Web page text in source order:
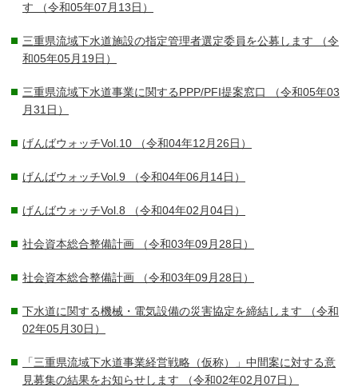
す （令和05年07月13日）
三重県流域下水道施設の指定管理者選定委員を公募します （令
和05年05月19日）
三重県流域下水道事業に関するPPP/PFI提案窓口
（令和05年03
月31日）
げんばウォッチVol.10 （令和04年12月26日）
げんばウォッチVol.9 （令和04年06月14日）
げんばウォッチVol.8 （令和04年02月04日）
社会資本総合整備計画 （令和03年09月28日）
社会資本総合整備計画 （令和03年09月28日）
下水道に関する機械・電気設備の災害協定を締結します （令和
02年05月30日）
「三重県流域下水道事業経営戦略（仮称）」中間案に対する意
見募集の結果をお知らせします （令和02年02月07日）